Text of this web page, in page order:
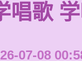
唱歌
07-08